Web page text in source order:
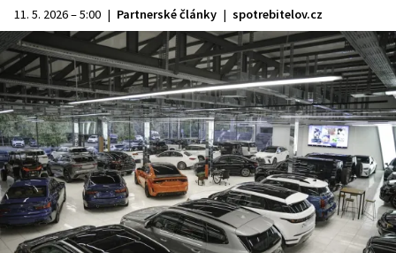
11. 5. 2026 – 5:00 | Partnerské články | spotrebitelov.cz